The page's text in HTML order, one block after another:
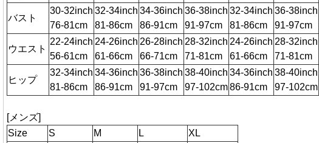
バスト
30-32inch
76-81cm
32-34inch
81-86cm
34-36inch
86-91cm
36-38inch
91-97cm
32-34inch
81-86cm
36-38inch
91-97cm
ウエスト
22-24inch
56-61cm
24-26inch
61-66cm
26-28inch
66-71cm
28-32inch
71-81cm
24-26inch
61-66cm
28-32inch
71-81cm
ヒップ
32-34inch
81-86cm
34-36inch
86-91cm
36-38inch
91-97cm
38-40inch
97-102cm
34-36inch
86-91cm
38-40inch
97-102cm
[メンズ]
Size
S M L XL